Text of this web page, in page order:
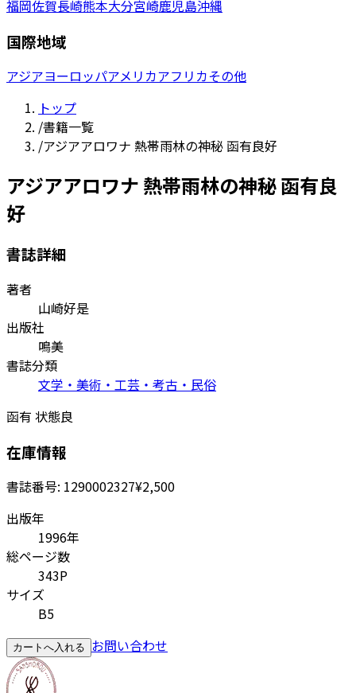
福岡佐賀長崎熊本大分宮崎鹿児島沖縄
国際地域
アジアヨーロッパアメリカアフリカその他
トップ
/書籍一覧
/アジアアロワナ 熱帯雨林の神秘 函有良好
アジアアロワナ 熱帯雨林の神秘 函有良
好
書誌詳細
著者
山崎好是
出版社
鳴美
書誌分類
文学・美術・工芸・考古・民俗
函有 状態良
在庫情報
書誌番号: 1290002327¥2,500
出版年
1996年
総ページ数
343P
サイズ
B5
カートへ入れる お問い合わせ